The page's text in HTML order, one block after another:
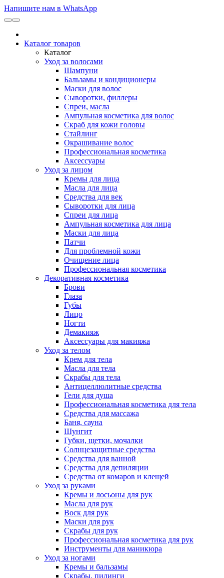
Напишите нам в WhatsApp
Каталог товаров
Каталог
Уход за волосами
Шампуни
Бальзамы и кондиционеры
Маски для волос
Сыворотки, филлеры
Спреи, масла
Ампульная косметика для волос
Скраб для кожи головы
Стайлинг
Окрашивание волос
Профессиональная косметика
Аксессуары
Уход за лицом
Кремы для лица
Масла для лица
Средства для век
Сыворотки для лица
Спреи для лица
Ампульная косметика для лица
Маски для лица
Патчи
Для проблемной кожи
Очищение лица
Профессиональная косметика
Декоративная косметика
Брови
Глаза
Губы
Лицо
Ногти
Демакияж
Аксессуары для макияжа
Уход за телом
Крем для тела
Масла для тела
Скрабы для тела
Антицеллюлитные средства
Гели для душа
Профессиональная косметика для тела
Средства для массажа
Баня, сауна
Шунгит
Губки, щетки, мочалки
Солнцезащитные средства
Средства для ванной
Средства для депиляции
Средства от комаров и клещей
Уход за руками
Кремы и лосьоны для рук
Масла для рук
Воск для рук
Маски для рук
Скрабы для рук
Профессиональная косметика для рук
Инструменты для маникюра
Уход за ногами
Кремы и бальзамы
Скрабы, пилинги